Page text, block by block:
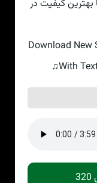
بهترین کیفیت در
Download New
♫With